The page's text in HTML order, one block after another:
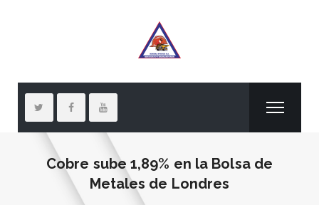
Cobre sube 1,89% en la Bolsa de
Metales de Londres